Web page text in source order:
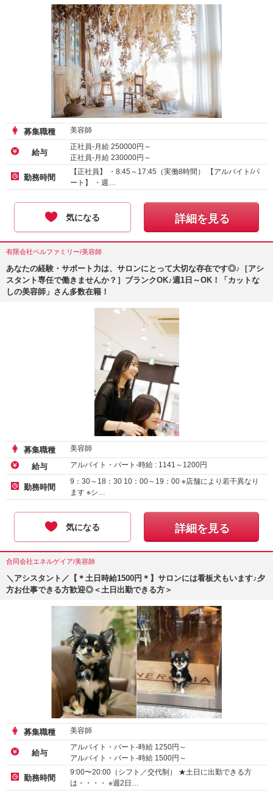
募集職種 美容師
給与
正社員-月給 250000円～
正社員-月給 230000円～
アルバイト・パート-時給 :
1250～1350
勤務時間
【正社員】 ・8:45～17:45（実働8時間） 【アルバイト/パ
ート】 ・週…
気になる 詳細を見る
有限会社ベルファミリー/美容師
あなたの経験・サポート力は、サロンにとって大切な存在です◎♪［アシ
スタント専任で働きませんか？］ブランクOK♪週1日～OK！「カットな
しの美容師」さん多数在籍！
募集職種 美容師
給与 アルバイト・パート-時給 : 1141 ～ 1200円
勤務時間
9：30～18：30 10：00～19：00 ※店舗により若干異なり
ます ※シ…
気になる 詳細を見る
合同会社エネルゲイア/美容師
＼アシスタント／【＊土日時給1500円＊】サロンには看板犬もいます♪夕
方お仕事できる方歓迎◎＜土日出勤できる方＞
募集職種 美容師
給与
アルバイト・パート-時給 1250円～
アルバイト・パート-時給 1500円～
勤務時間
9:00〜20:00（シフト／交代制） ★土日に出勤できる方
は・・・・ ※週2日…